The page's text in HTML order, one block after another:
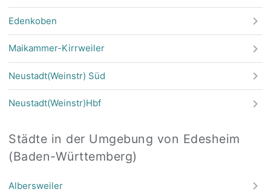
Edenkoben
Maikammer-Kirrweiler
Neustadt(Weinstr) Süd
Neustadt(Weinstr)Hbf
Städte in der Umgebung von Edesheim
(Baden-Württemberg)
Albersweiler